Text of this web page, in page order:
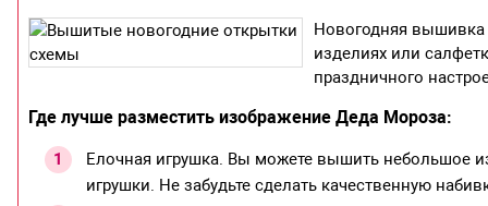
Новогодняя
изделиях или
праздничного
Где лучше разместить изображение Деда Мороза:
Елочная игрушка. Вы можете вышить небольшое
игрушки. Не забудьте сделать качественную